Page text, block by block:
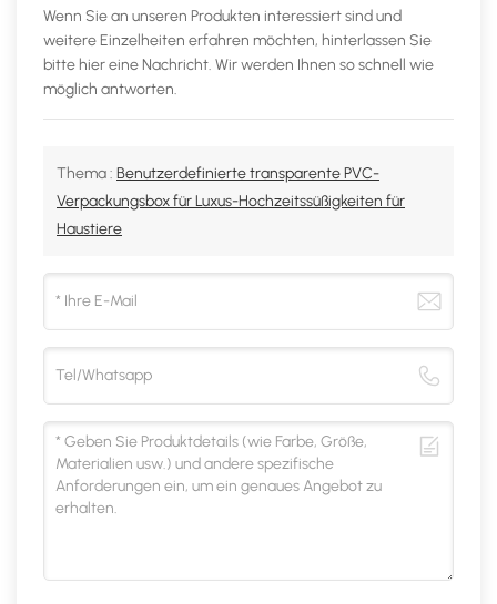
Wenn Sie an unseren Produkten interessiert sind und
weitere Einzelheiten erfahren möchten, hinterlassen Sie
bitte hier eine Nachricht. Wir werden Ihnen so schnell wie
möglich antworten.
Thema : Benutzerdefinierte transparente PVC-
Verpackungsbox für Luxus-Hochzeitssüßigkeiten für
Haustiere